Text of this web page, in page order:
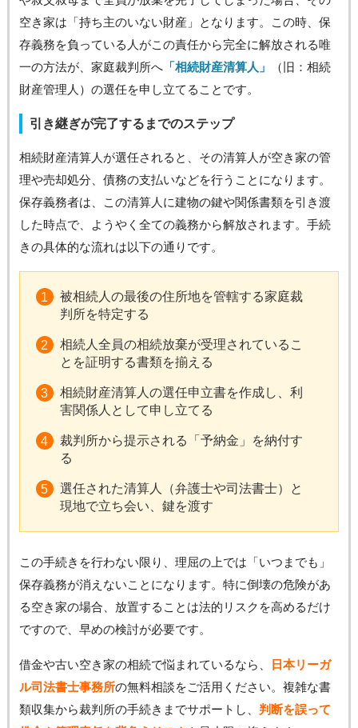
空き家は「持ち主のいない財産」となります。この時、保
存義務を負っている人がこの責任から完全に解放される唯
一の方法が、家庭裁判所へ「相続財産清算人」
（旧：相続
財産管理人）の選任を申し立てることです。
引き継ぎが完了するまでのステップ
相続財産清算人が選任されると、その清算人が空き家の管
理や売却処分、債務の支払いなどを行うことになります。
保存義務者は、この清算人に建物の鍵や関係書類を引き渡
した時点で、ようやく全ての義務から解放されます。手続
きの具体的な流れは以下の通りです。
被相続人の最後の住所地を管轄する家庭裁
判所を特定する
相続人全員の相続放棄が受理されているこ
とを証明する書類を揃える
相続財産清算人の選任申立書を作成し、利
害関係人として申し立てる
裁判所から提示される「予納金」を納付す
る
選任された清算人（弁護士や司法書士）と
現地で立ち会い、鍵を渡す
この手続きを行わない限り、理屈の上では「いつまでも」
保存義務が消えないことになります。特に倒壊の危険があ
る空き家の場合、放置することは法的リスクを高めるだけ
ですので、早めの検討が必要です。
借金や古い空き家の相続で悩まれているなら、
日本リーガ
ル司法書士事務所の無料相談をご活用ください。複雑な書
類収集から裁判所の手続きまでサポートし、 判断を誤って